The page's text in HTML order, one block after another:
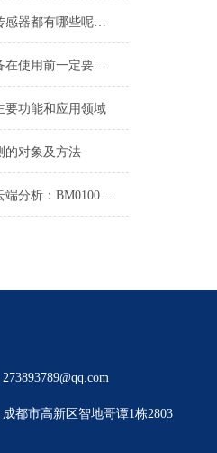
常用到的湿度传感器都有哪些呢，看完您就明白了
全站仪分析设备在使用前一定要先了解这些
要功能和应用领域
的对象及方法
从数据采集到云端分析：BM01001压力记录仪的智能化应用
成都市高新区智地哥谭1栋2803